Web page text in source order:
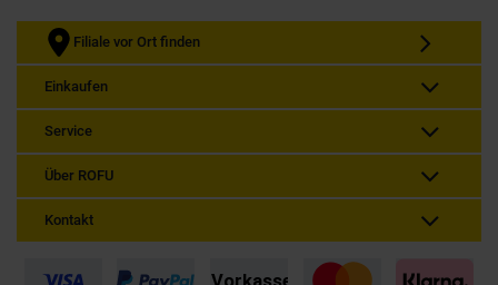
Filiale vor Ort finden
Einkaufen
Service
Über ROFU
Kontakt